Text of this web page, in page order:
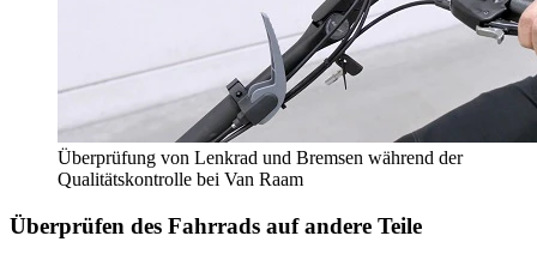
Überprüfung von Lenkrad und Bremsen während der
Qualitätskontrolle bei Van Raam
Überprüfen des Fahrrads auf andere Teile